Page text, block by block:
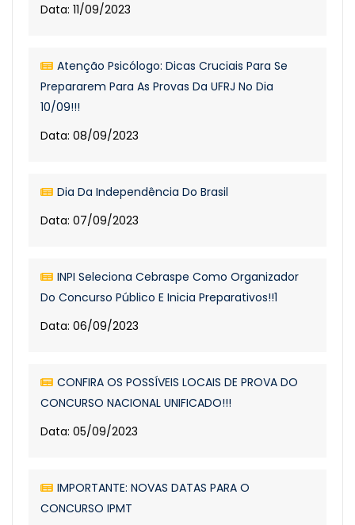
Data: 11/09/2023
Atenção Psicólogo: Dicas Cruciais Para Se
Prepararem Para As Provas Da UFRJ No Dia
10/09!!!
Data: 08/09/2023
Dia Da Independência Do Brasil
Data: 07/09/2023
INPI Seleciona Cebraspe Como Organizador
Do Concurso Público E Inicia Preparativos!!1
Data: 06/09/2023
CONFIRA OS POSSÍVEIS LOCAIS DE PROVA DO
CONCURSO NACIONAL UNIFICADO!!!
Data: 05/09/2023
IMPORTANTE: NOVAS DATAS PARA O
CONCURSO IPMT